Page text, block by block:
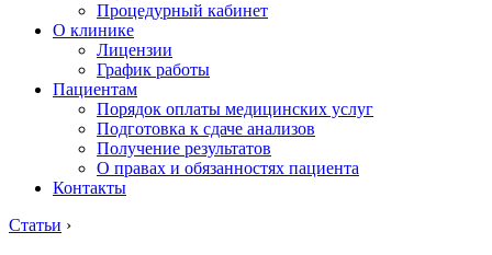
Процедурный кабинет
О клинике
Лицензии
График работы
Пациентам
Порядок оплаты медицинских услуг
Подготовка к сдаче анализов
Получение результатов
О правах и обязанностях пациента
Контакты
Статьи ›